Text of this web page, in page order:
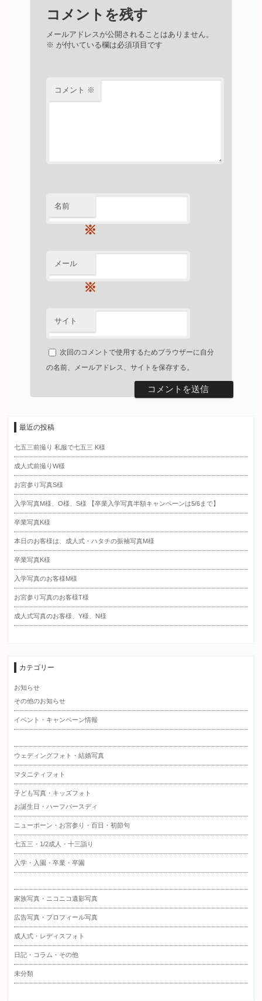
コメントを残す
メールアドレスが公開されることはありません。
※ が付いている欄は必須項目です
コメント ※
名前
※
メール
※
サイト
次回のコメントで使用するためブラウザーに自分
の名前、メールアドレス、サイトを保存する。
最近の投稿
七五三前撮り 私服で七五三 K様
成人式前撮りW様
お宮参り写真S様
入学写真M様、O様、S様 【卒業入学写真半額キャンペーンは5/6まで】
卒業写真K様
本日のお客様は、成人式・ハタチの振袖写真M様
卒業写真K様
入学写真のお客様M様
お宮参り写真のお客様T様
成人式写真のお客様、Y様、N様
カテゴリー
お知らせ
その他のお知らせ
イベント・キャンペーン情報
ウェディングフォト・結婚写真
マタニティフォト
子ども写真・キッズフォト
お誕生日・ハーフバースディ
ニューボーン・お宮参り・百日・初節句
七五三・1/2成人・十三詣り
入学・入園・卒業・卒園
家族写真・ニコニコ遺影写真
広告写真・プロフィール写真
成人式・レディスフォト
日記・コラム・その他
未分類